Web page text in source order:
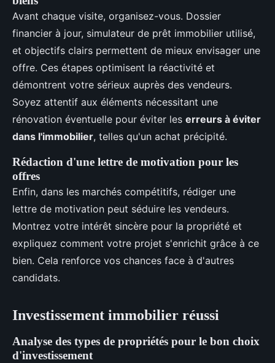
Avant chaque visite, organisez-vous. Dossier
financier à jour, simulateur de prêt immobilier utilisé,
et objectifs clairs permettent de mieux envisager une
offre. Ces étapes optimisent la réactivité et
démontrent votre sérieux auprès des vendeurs.
Soyez attentif aux éléments nécessitant une
rénovation éventuelle pour éviter les erreurs à éviter
dans l'immobilier, telles qu'un achat précipité.
Rédaction d'une lettre de motivation pour les
offres
Enfin, dans les marchés compétitifs, rédiger une
lettre de motivation peut séduire les vendeurs.
Montrez votre intérêt sincère pour la propriété et
expliquez comment votre projet s'enrichit grâce à ce
bien. Cela renforce vos chances face à d'autres
candidats.
Investissement immobilier réussi
Analyse des types de propriétés pour le bon choix
d'investissement